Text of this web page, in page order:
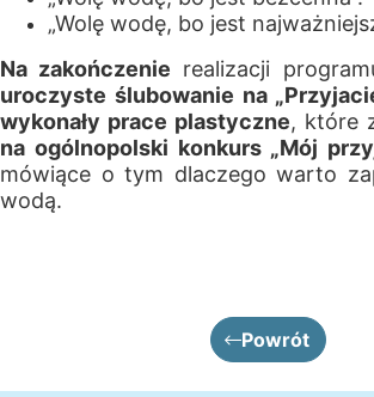
„Wolę wodę, bo jest
Na zakończenie realizacji
uroczyste ślubowanie na
wykonały prace plastyczne, które
na ogólnopolski konkurs „Mój
mówiące o tym dlaczego warto
wodą.
Powrót